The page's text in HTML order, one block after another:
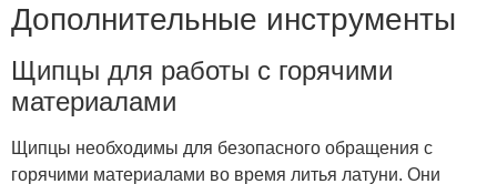
Дополнительные инструменты
Щипцы для работы с горячими
материалами
Щипцы необходимы для безопасного обращения с
горячими материалами во время литья латуни. Они